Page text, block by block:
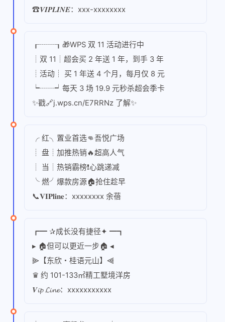
☎𝑽𝑰𝑷𝑳𝑰𝑵𝑬：xxx-xxxxxxxx
┎┈┈┒🎁WPS 双 11 活动进行中
┊双 11┊超会买 2 年送 1 年，到手 3 年
┊活动┊ 买 1 年送 4 个月，每月仅 8 元
┕┈┈┙每天 3 场 19.9 元秒杀超会季卡
✨戳🔗j.wps.cn/E7RRNz 了解✨
╭ 红╮置业首选👊吾悦广场
┊ 盘┊加推热销🔥超高人气
┊ 当┊热销霸榜❗心跳递减
╰ 燃╯爆款房源🏠抢住趁早
📞𝐕𝐈𝐏𝐥𝐢𝐧𝐞：xxxxxxxx 余蓓
┏━ ✰成长没有捷径✦ ━┓
▸ 🏠但可以更近一步🏠 ◂
⫸【东欣・桂语元山】⫷
♛ 约 101-133㎡精工墅境洋房
𝑽𝓲𝓹 𝓛𝓲𝓷𝓮：xxxxxxxxxxx